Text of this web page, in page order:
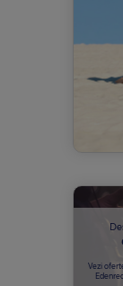
Vezi